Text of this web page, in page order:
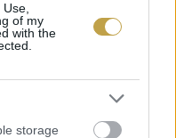
of my
with the
storage
sövényt
védhetjük a
állatok ellen.
védelmet, így